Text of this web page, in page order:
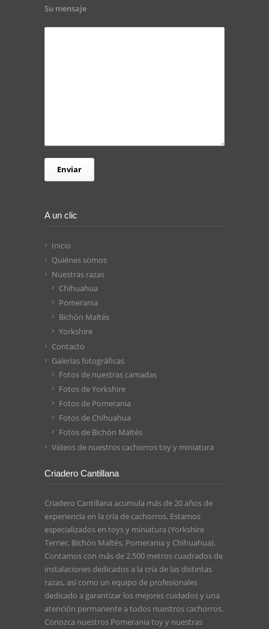
Su mensaje
A un clic
Inicio
Quiénes somos
Nuestras razas
Chihuahua
Pomerania
Bichón Maltés
Yorkshire
Contacto
Galerías fotográficas
Fotos de nuestras camadas
Fotos de Yorkshire
Fotos de Pomerania
Fotos de Chihuahua
Fotos de Bichón Maltés
Vídeos de nuestros cachorros toy y miniatura
Criadero Cantillana
Criadero Cantillana acumula más de 20 años de
experiencia en la cría de cachorros. Estamos
especializados en toys y miniatura (Yorkshire
Terrier, Bichón Maltés, Pomerania y Chihuahua).
Contamos con más de 2.500 metros cuadrados de
instalaciones dedicados a la cría de las distintas
razas, así como un equipo de profesionales
dedicado a garantizar los mejores cuidados y una
atención permanente a todos nuestros cachorros.
Conozca nuestros Pomerania toyy nuestras